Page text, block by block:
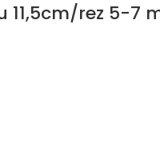
11,5cm/rez 5-7